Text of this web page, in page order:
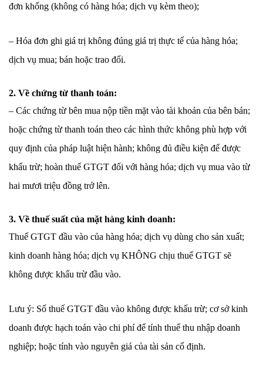
đơn khống (không có hàng hóa; dịch vụ kèm theo);
– Hóa đơn ghi giá trị không đúng giá trị thực tế của hàng hóa;
dịch vụ mua; bán hoặc trao đổi.
2. Về chứng từ thanh toán:
– Các chứng từ bên mua nộp tiền mặt vào tài khoản của bên bán;
hoặc chứng từ thanh toán theo các hình thức không phù hợp với
quy định của pháp luật hiện hành; không đủ điều kiện để được
khấu trừ; hoàn thuế GTGT đối với hàng hóa; dịch vụ mua vào từ
hai mươi triệu đồng trở lên.
3. Về thuế suất của mặt hàng kinh doanh:
Thuế GTGT đầu vào của hàng hóa; dịch vụ dùng cho sản xuất;
kinh doanh hàng hóa; dịch vụ KHÔNG chịu thuế GTGT sẽ
không được khấu trừ đầu vào.
Lưu ý: Số thuế GTGT đầu vào không được khấu trừ; cơ sở kinh
doanh được hạch toán vào chi phí để tính thuế thu nhập doanh
nghiệp; hoặc tính vào nguyên giá của tài sản cố định.